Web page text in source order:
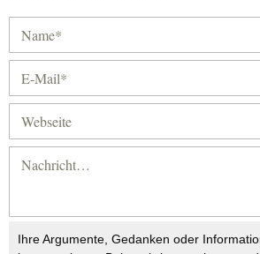
Ihre Argumente, Gedanken oder